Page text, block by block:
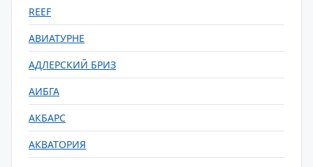
REEF
АВИАТУРНЕ
АДЛЕРСКИЙ БРИЗ
АИБГА
АКБАРС
АКВАТОРИЯ